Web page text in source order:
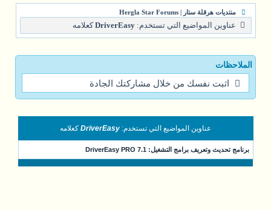
منتديات هرقلة ستار | Hergla Star Forums
عناوين المواضيع التي تستخدم:DriverEasyكعلامه
الملاحظات
اثبت نفسك من خلال مشاركتك الجادة
عناوين المواضيع التي تستخدم: DriverEasy كعلامه
برنامج تحديث وتعريف برامج التشغيل: DriverEasy PRO 7.1